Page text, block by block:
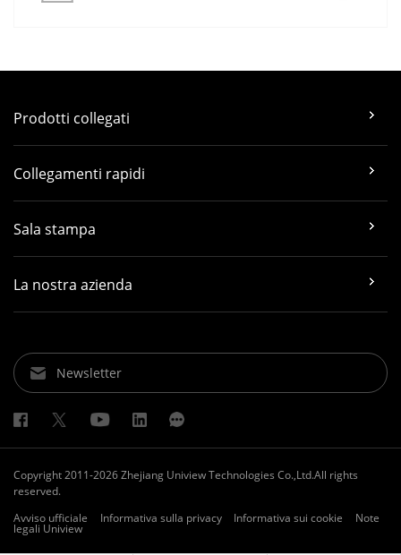
Prodotti collegati
Collegamenti rapidi
Sala stampa
La nostra azienda
Newsletter
Copyright 2011-2026 Zhejiang Uniview Technologies Co.,Ltd.All rights
reserved.
Avviso ufficiale
Informativa sulla privacy Informativa sui cookie Note
legali Uniview